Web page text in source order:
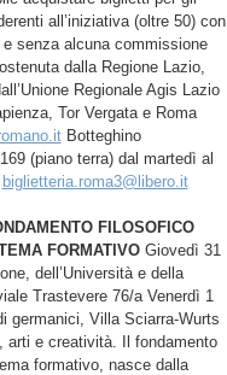
all’iniziativa (oltre 50) con
senza alcuna commissione
dalla Regione Lazio,
Regionale Agis Lazio
Tor Vergata e Roma
Botteghino
(piano terra) dal martedì al
biglietteria.roma3@libero.it
FILOSOFICO
FORMATIVO Giovedì 31
dell’Università e della
Trastevere 76/a Venerdì 1
germanici, Villa Sciarra-Wurts
arti e creatività. Il fondamento
formativo, nasce dalla